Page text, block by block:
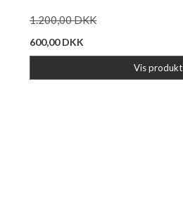
1.200,00 DKK
600,00 DKK
Vis produkt